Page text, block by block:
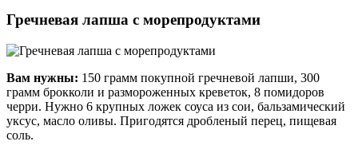
Гречневая лапша с морепродуктами
Вам нужны: 150 грамм покупной гречневой лапши, 300
грамм брокколи и размороженных креветок, 8 помидоров
черри. Нужно 6 крупных ложек соуса из сои, бальзамический
уксус, масло оливы. Пригодятся дробленый перец, пищевая
соль.